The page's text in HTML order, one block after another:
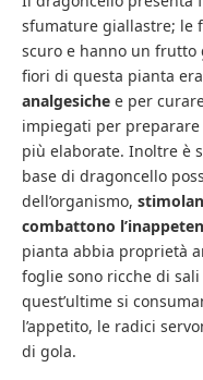
sfumature giallastre; le
scuro e hanno un
fiori di questa pianta
analgesiche e per
impiegati per
più elaborate. Inoltre è
base di dragoncello
dell’organismo,
combattono
pianta abbia proprietà
foglie sono ricche di
quest’ultime si
l’appetito, le radici
di gola.